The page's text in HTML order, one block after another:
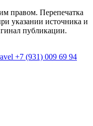
правом. Перепечатка
указании источника и
публикации.
+7 (931) 009 69 94